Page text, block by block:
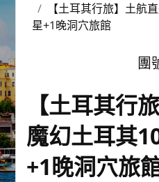
【土耳其行旅】土航
星+1晚洞穴旅館
團
【土耳其行
魔幻土耳其
+1晚洞穴旅